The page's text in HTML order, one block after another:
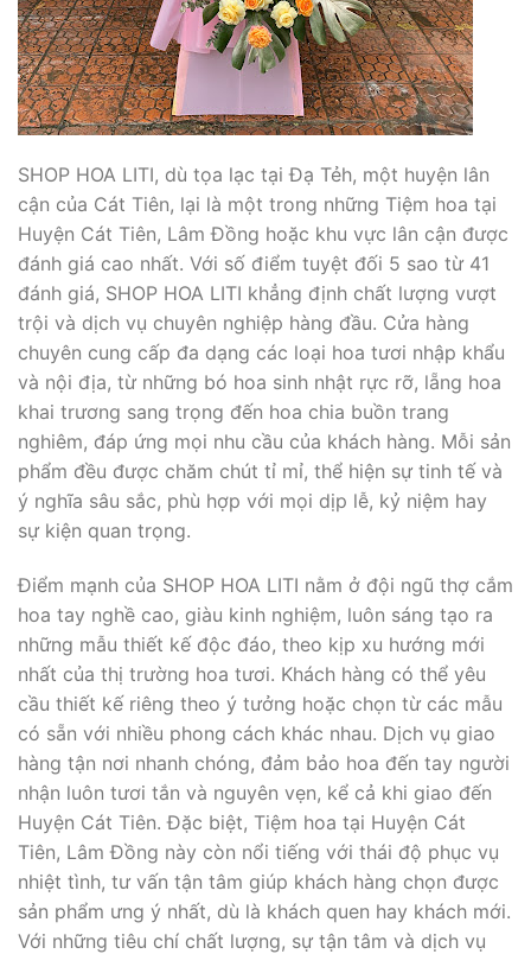
SHOP HOA LITI, dù tọa lạc tại Đạ Tẻh, một huyện lân
cận của Cát Tiên, lại là một trong những Tiệm hoa tại
Huyện Cát Tiên, Lâm Đồng hoặc khu vực lân cận được
đánh giá cao nhất. Với số điểm tuyệt đối 5 sao từ 41
đánh giá, SHOP HOA LITI khẳng định chất lượng vượt
trội và dịch vụ chuyên nghiệp hàng đầu. Cửa hàng
chuyên cung cấp đa dạng các loại hoa tươi nhập khẩu
và nội địa, từ những bó hoa sinh nhật rực rỡ, lẵng hoa
khai trương sang trọng đến hoa chia buồn trang
nghiêm, đáp ứng mọi nhu cầu của khách hàng. Mỗi sản
phẩm đều được chăm chút tỉ mỉ, thể hiện sự tinh tế và
ý nghĩa sâu sắc, phù hợp với mọi dịp lễ, kỷ niệm hay
sự kiện quan trọng.
Điểm mạnh của SHOP HOA LITI nằm ở đội ngũ thợ cắm
hoa tay nghề cao, giàu kinh nghiệm, luôn sáng tạo ra
những mẫu thiết kế độc đáo, theo kịp xu hướng mới
nhất của thị trường hoa tươi. Khách hàng có thể yêu
cầu thiết kế riêng theo ý tưởng hoặc chọn từ các mẫu
có sẵn với nhiều phong cách khác nhau. Dịch vụ giao
hàng tận nơi nhanh chóng, đảm bảo hoa đến tay người
nhận luôn tươi tắn và nguyên vẹn, kể cả khi giao đến
Huyện Cát Tiên. Đặc biệt, Tiệm hoa tại Huyện Cát
Tiên, Lâm Đồng này còn nổi tiếng với thái độ phục vụ
nhiệt tình, tư vấn tận tâm giúp khách hàng chọn được
sản phẩm ưng ý nhất, dù là khách quen hay khách mới.
Với những tiêu chí chất lượng, sự tận tâm và dịch vụ